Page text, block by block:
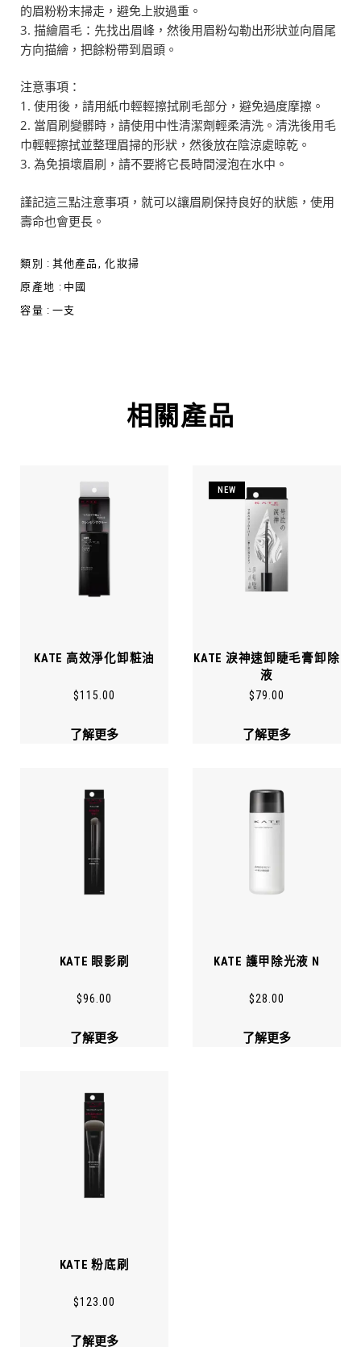
的眉粉粉末掃走，避免上妝過重。
描繪眉毛：先找出眉峰，然後用眉粉勾勒出形狀並向眉尾
方向描繪，把餘粉帶到眉頭。
注意事項：
使用後，請用紙巾輕輕擦拭刷毛部分，避免過度摩擦。
當眉刷變髒時，請使用中性清潔劑輕柔清洗。清洗後用毛
巾輕輕擦拭並整理眉掃的形狀，然後放在陰涼處晾乾。
為免損壞眉刷，請不要將它長時間浸泡在水中。
謹記這三點注意事項，就可以讓眉刷保持良好的狀態，使用
壽命也會更長。
類別 : 其他產品 ,化妝掃
原產地 : 中國
容量 : 一支
相關產品
KATE 高效淨化卸粧油
$115.00
了解更多
NEW
KATE 淚神速卸睫毛膏卸除
液
$79.00
了解更多
KATE 眼影刷
$96.00
了解更多
KATE 護甲除光液 N
$28.00
了解更多
KATE 粉底刷
$123.00
了解更多